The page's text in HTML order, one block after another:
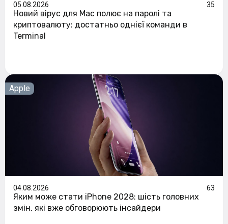
05.08.2026 35
Новий вірус для Mac полює на паролі та
криптовалюту: достатньо однієї команди в
Terminal
Apple
04.08.2026 63
Яким може стати iPhone 2028: шість головних
змін, які вже обговорюють інсайдери